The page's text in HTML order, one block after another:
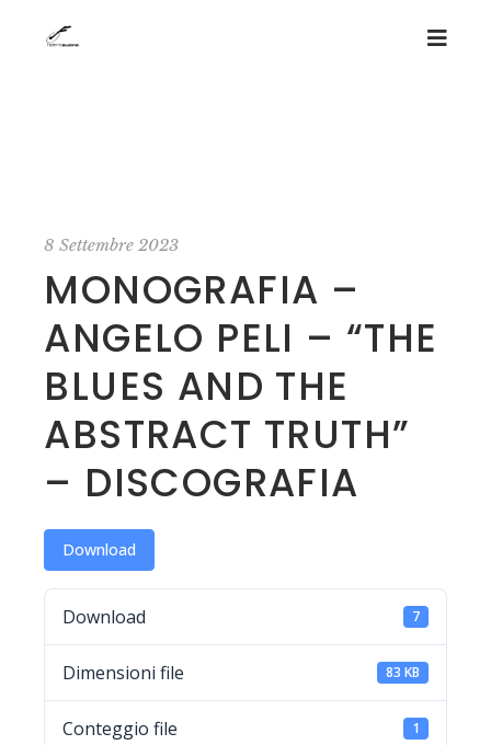
8 Settembre 2023
MONOGRAFIA –
ANGELO PELI – “THE
BLUES AND THE
ABSTRACT TRUTH”
– DISCOGRAFIA
Download
Download 7
Dimensioni file 83 KB
Conteggio file 1